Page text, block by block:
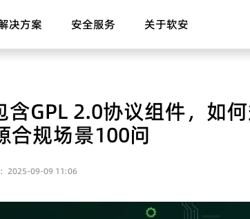
决方案 安全服务 关于软安
GPL 2.0协议组件，如
合规场景100问
2025-09-09 11:06